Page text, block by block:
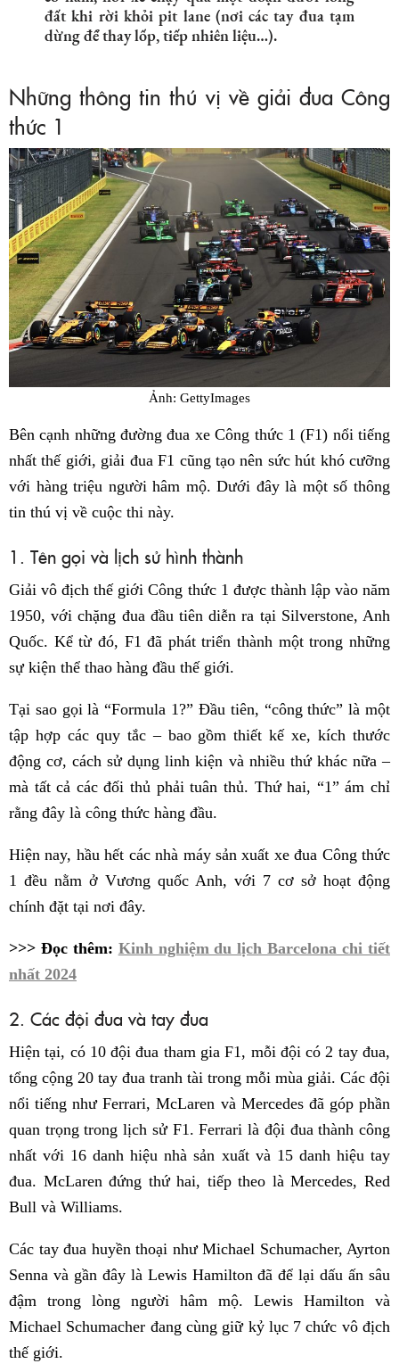
đất khi rời khỏi pit lane (nơi các tay đua tạm
dừng để thay lốp, tiếp nhiên liệu…).
Những thông tin thú vị về giải đua Công
thức 1
Ảnh: GettyImages
Bên cạnh những đường đua xe Công thức 1 (F1) nổi tiếng
nhất thế giới, ​giải đua F1 cũng tạo nên sức hút khó cưỡng
với hàng triệu người hâm mộ. Dưới đây là một số thông
tin thú vị về cuộc thi này.
1. Tên gọi và lịch sử hình thành
Giải vô địch thế giới Công thức 1 được thành lập vào năm
1950, với chặng đua đầu tiên diễn ra tại Silverstone, Anh
Quốc. Kể từ đó, F1 đã phát triển thành một trong những
sự kiện thể thao hàng đầu thế giới.​
Tại sao gọi là “Formula 1?” Đầu tiên, “công thức” là một
tập hợp các quy tắc – bao gồm thiết kế xe, kích thước
động cơ, cách sử dụng linh kiện và nhiều thứ khác nữa –
mà tất cả các đối thủ phải tuân thủ. Thứ hai, “1” ám chỉ
rằng đây là công thức hàng đầu.
Hiện nay, hầu hết các nhà máy sản xuất xe đua Công thức
1 đều nằm ở Vương quốc Anh, với 7 cơ sở hoạt động
chính đặt tại nơi đây.
>>> Đọc thêm: Kinh nghiệm du lịch Barcelona chi tiết
nhất 2024
2. Các đội đua và tay đua
Hiện tại, có 10 đội đua tham gia F1, mỗi đội có 2 tay đua,
tổng cộng 20 tay đua tranh tài trong mỗi mùa giải. Các đội
nổi tiếng như Ferrari, McLaren và Mercedes đã góp phần
quan trọng trong lịch sử F1. Ferrari là đội đua thành công
nhất với 16 danh hiệu nhà sản xuất và 15 danh hiệu tay
đua. McLaren đứng thứ hai, tiếp theo là Mercedes, Red
Bull và Williams.
Các tay đua huyền thoại như Michael Schumacher, Ayrton
Senna và gần đây là Lewis Hamilton đã để lại dấu ấn sâu
đậm trong lòng người hâm mộ.​ Lewis Hamilton và
Michael Schumacher đang cùng giữ kỷ lục 7 chức vô địch
thế giới.